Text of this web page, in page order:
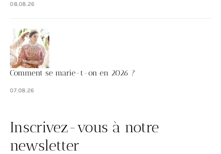
08.08.26
Comment se marie-t-on en 2026 ?
07.08.26
Inscrivez-vous à notre
newsletter